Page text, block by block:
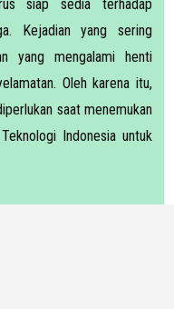
siap sedia terhadap
Kejadian yang sering
yang mengalami henti
Oleh karena itu,
saat menemukan
Indonesia untuk